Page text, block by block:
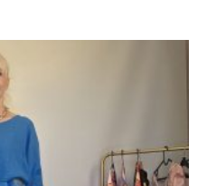
varyasyonu